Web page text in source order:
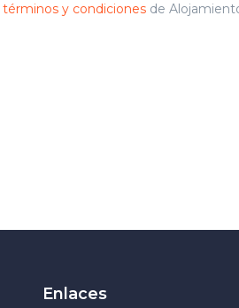
términos y condiciones de
Enlaces